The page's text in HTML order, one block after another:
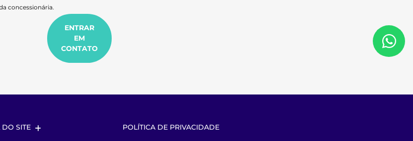
concessionária.
ENTRAR
EM
CONTATO
DO SITE POLÍTICA DE PRIVACIDADE